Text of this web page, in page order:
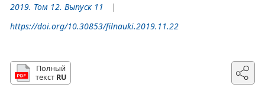
2019. Том 12. Выпуск 11
https://doi.org/10.30853/filnauki.2019.11.22
Полный
текст RU